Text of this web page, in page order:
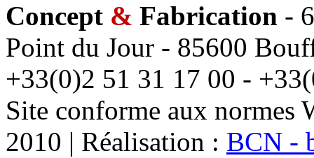
Concept & Fabrication -
Point du Jour - 85600
+33(0)2 51 31 17 00 -
Site conforme aux
2010 | Réalisation : BCN -